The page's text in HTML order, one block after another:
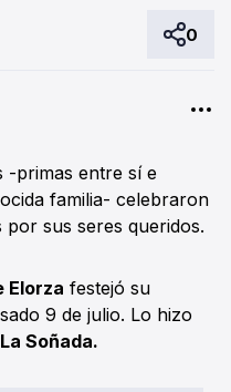
0
-primas entre sí e
familia- celebraron
por sus seres queridos.
Elorza festejó su
9 de julio. Lo hizo
La Soñada.